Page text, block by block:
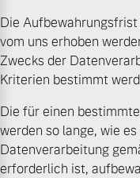
Die
vom uns erhoben
Zwecks der
Kriterien bestimmt
Die für einen
werden so lange, wie
Datenverarbeitung
erforderlich ist,